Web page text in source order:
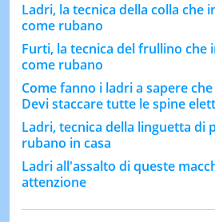
Ladri, la tecnica della colla che
come rubano
Furti, la tecnica del frullino che
come rubano
Come fanno i ladri a sapere
Devi staccare tutte le spine
Ladri, tecnica della linguetta di
rubano in casa
Ladri all'assalto di queste
attenzione